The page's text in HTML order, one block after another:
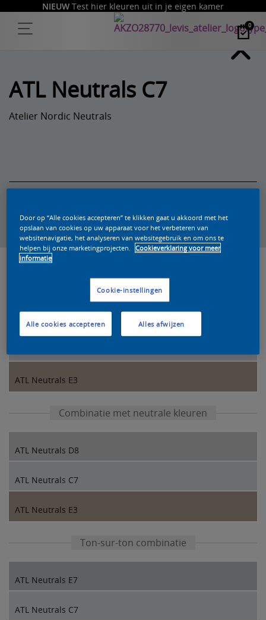
NIEUW Test hier kleuren uit in je eigen kamer
0
ATL Neutrals C7
Atelier Nordic Neutrals
Zoek een product in deze kleur
ATL Neutrals D3
ATL Neutrals E3
Combinatie met neutrale kleuren
ATL Neutrals D8
ATL Neutrals C7
ATL Neutrals E3
Ton-sur-ton combinatie
ATL Neutrals E7
ATL Neutrals C7
Door op “Alle cookies accepteren” te klikken gaat u akkoord met het
opslaan van cookies op uw apparaat voor het verbeteren van
websitenavigatie, het analyseren van websitegebruik en om ons te
helpen bij onze marketingprojecten.
Cookieverklaring voor meer
informatie
Cookie-instellingen
Alles afwijzen
Alle cookies accepteren